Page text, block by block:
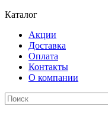
Каталог
Акции
Доставка
Оплата
Контакты
О компании